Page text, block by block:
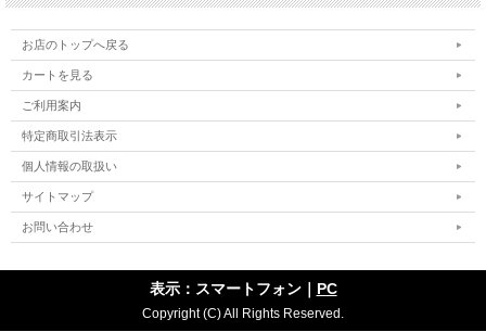
お店のトップへ戻る
カートを見る
ご利用案内
特定商取引法表示
個人情報の取扱い
サイトマップ
お問い合わせ
表示：スマートフォン｜ PC
Copyright (C) All Rights Reserved.